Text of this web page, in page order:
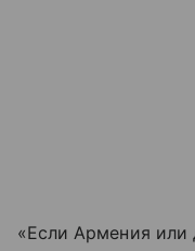
«Если Армения или